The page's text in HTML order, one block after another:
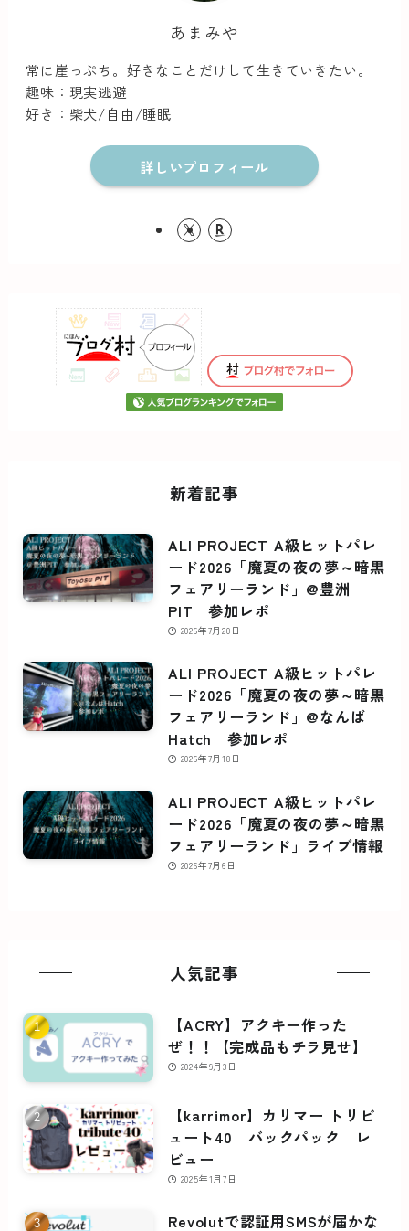
あまみや
常に崖っぷち。好きなことだけして生きていきたい。
趣味：現実逃避
好き：柴犬/自由/睡眠
詳しいプロフィール
新着記事
ALI PROJECT A級ヒットパレ
ード2026「魔夏の夜の夢～暗黒
フェアリーランド」@豊洲
PIT 参加レポ
2026年7月20日
ALI PROJECT A級ヒットパレ
ード2026「魔夏の夜の夢～暗黒
フェアリーランド」@なんば
Hatch 参加レポ
2026年7月18日
ALI PROJECT A級ヒットパレ
ード2026「魔夏の夜の夢～暗黒
フェアリーランド」ライブ情報
2026年7月6日
人気記事
【ACRY】アクキー作った
ぜ！！【完成品もチラ見せ】
2024年9月3日
【karrimor】カリマー トリビ
ュート40 バックパック レ
ビュー
2025年1月7日
Revolutで認証用SMSが届かな